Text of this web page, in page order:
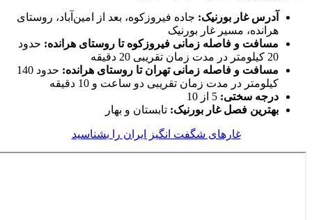
آدرس غار بورنیک: جاده فیروزکوه، بعد از امین‌آباد، روستای
هرانده، مسیر غار بورنیک
مسافت و فاصله زمانی فیروزکوه تا روستای هرانده: حدود
20 کیلومتر در مدت زمان تقریبی 20 دقیقه
مسافت و فاصله زمانی تهران تا روستای هرانده:
حدود 140
کیلومتر در مدت زمان تقریبی دو ساعت و 10 دقیقه
درجه سختی:
بهترین فصل غار بورنیک: تابستان و بهار
غارهای شگفت انگیز ایران را بشناسید